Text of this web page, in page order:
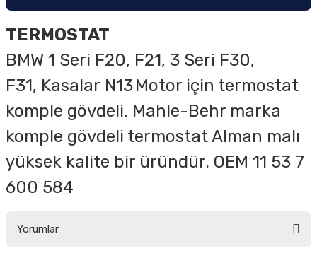
TERMOSTAT
BMW 1 Seri F20, F21, 3 Seri F30,
F31, Kasalar N13Motor için termostat
komple gövdeli. Mahle-Behr marka
komple gövdeli termostat Alman malı
yüksek kalite bir üründür. OEM 11 53 7
600 584
Yorumlar